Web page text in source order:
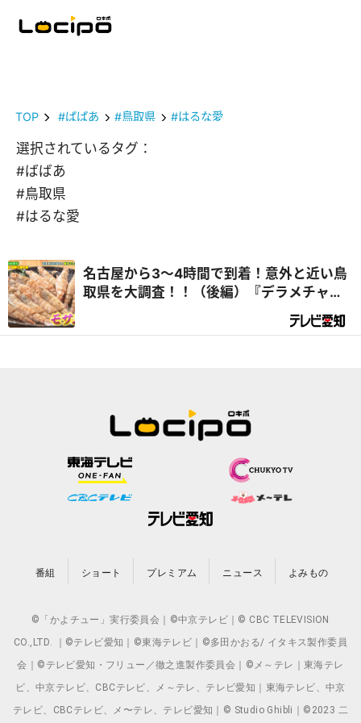
TOP #ばばあ #鳥取県 #はるな愛
選択されているタグ：
#ばばあ
#鳥取県
#はるな愛
名古屋から3～4時間で到着！意外と近い鳥
取県を大調査！！（後編）『デラメチャ気
番組 ショート プレミアム ニュース よみもの
©「かよチュー」実行委員会｜©中京テレビ｜© CBC TELEVISION
CO.,LTD. ｜©テレビ愛知｜©東海テレビ｜©多田かおる/ イタキス製作委員
会｜©テレビ愛知・フリュー／徹之進製作委員会｜©メ～テレ｜東海テレ
ビ、中京テレビ、CBCテレビ、メ～テレ、テレビ愛知｜東海テレビ、中京
テレビ、CBCテレビ、メ〜テレ、テレビ愛知｜© Studio Ghibli｜©2023 二